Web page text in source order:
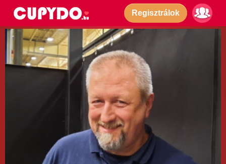
Regisztrálok